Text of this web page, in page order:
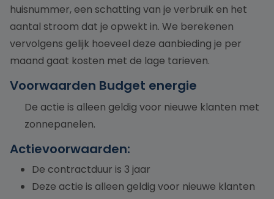
huisnummer, een schatting van je verbruik en het
aantal stroom dat je opwekt in. We berekenen
vervolgens gelijk hoeveel deze aanbieding je per
maand gaat kosten met de lage tarieven.
Voorwaarden Budget energie
De actie is alleen geldig voor nieuwe klanten met
zonnepanelen.
Actievoorwaarden:
De contractduur is 3 jaar
Deze actie is alleen geldig voor nieuwe klanten